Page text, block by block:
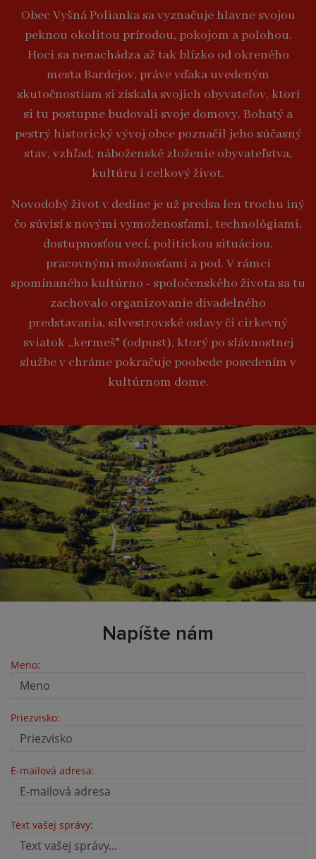
Obec Vyšná Polianka sa vyznačuje hlavne svojou
peknou okolitou prírodou, pokojom a polohou.
Hoci sa nenachádza až tak blízko od okreného
mesta Bardejov, práve vďaka uvedeným
skutočnostiam si získala svojich obyvateľov, ktorí
si tu postupne budovali svoje domovy. Bohatý a
pestrý historický vývoj obce poznačil jeho súčasný
stav, vzhľad, náboženské zloženie obyvateľstva,
kultúru i celkový život.
Novodobý život v dedine je už predsa len trochu iný
čo súvisí s novými vymoženosťami, technológiami,
dostupnosťou vecí, politickou situáciou,
pracovnými možnosťami a pod. V rámci
spomínaného kultúrno - spoločenského života sa tu
zachovalo organizovanie divadelného
predstavania, silvestrovské oslavy či cirkevný
sviatok ,,kermeš" (odpust), ktorý po slávnostnej
službe v chráme pokračuje poobede posedením v
kultúrnom dome.
Napíšte nám
Meno:
Priezvisko:
E-mailová adresa:
Text vašej správy: